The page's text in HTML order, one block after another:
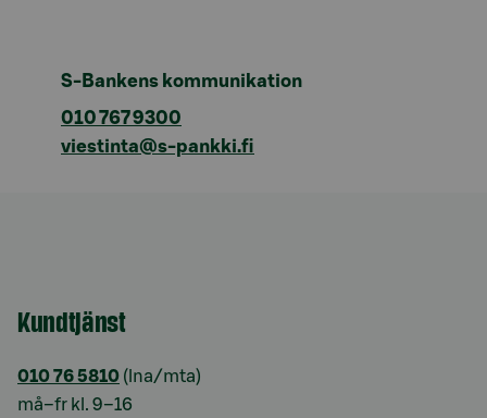
S-Bankens kommunikation
010 767 9300
viestinta@s-pankki.fi
Kundtjänst
010 76 5810 (lna/mta)
må–fr kl. 9–16